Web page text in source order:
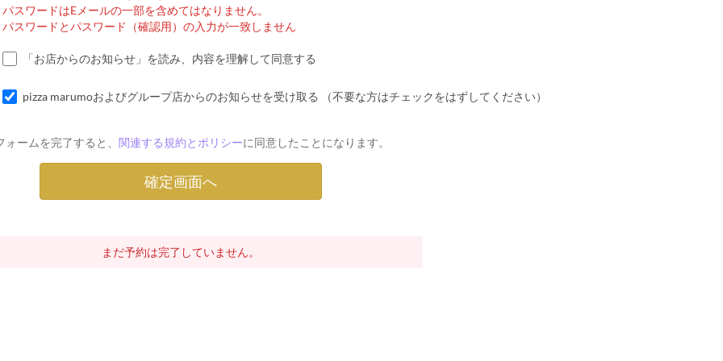
パスワードはEメールの一部を含めてはなりません。
パスワードとパスワード（確認用）の入力が一致しません
「お店からのお知らせ」を読み、内容を理解して同意する
pizza marumoおよびグループ店からのお知らせを受け取る （不要な方はチェックをはずしてください）
ォームを完了すると、 関連する規約とポリシーに同意したことになります。
まだ予約は完了していません。